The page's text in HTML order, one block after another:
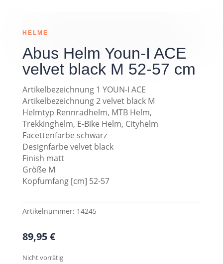
HELME
Abus Helm Youn-I ACE
velvet black M 52-57 cm
Artikelbezeichnung 1 YOUN-I ACE
Artikelbezeichnung 2 velvet black M
Helmtyp Rennradhelm, MTB Helm,
Trekkinghelm, E-Bike Helm, Cityhelm
Facettenfarbe schwarz
Designfarbe velvet black
Finish matt
Größe M
Kopfumfang [cm] 52-57
Artikelnummer: 14245
89,95€
Nicht vorrätig